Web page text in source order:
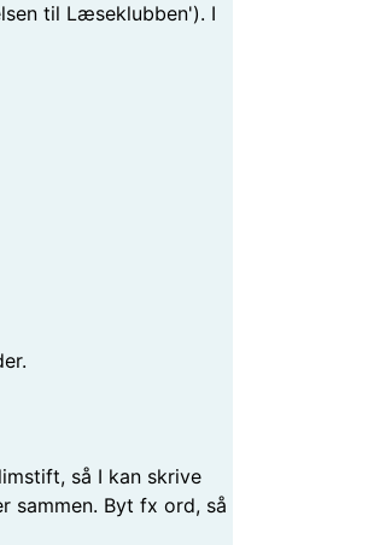
til Læseklubben'). I
så I kan skrive
sammen. Byt fx ord, så